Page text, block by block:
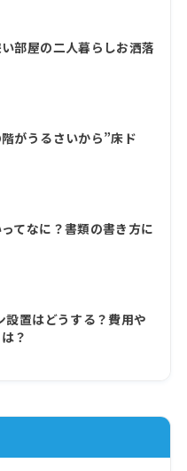
い部屋の二人暮らしお洒落
階がうるさいから”床ド
てなに？書類の書き方に
設置はどうする？費用や
？